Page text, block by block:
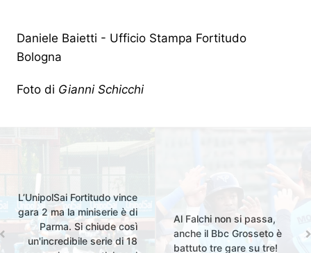
Daniele Baietti - Ufficio Stampa Fortitudo
Bologna
Foto di Gianni Schicchi
L’UnipolSai Fortitudo vince
gara 2 ma la miniserie è di
Parma. Si chiude così
un'incredibile serie di 18
Al Falchi non si passa,
anche il Bbc Grosseto è
battuto tre gare su tre!